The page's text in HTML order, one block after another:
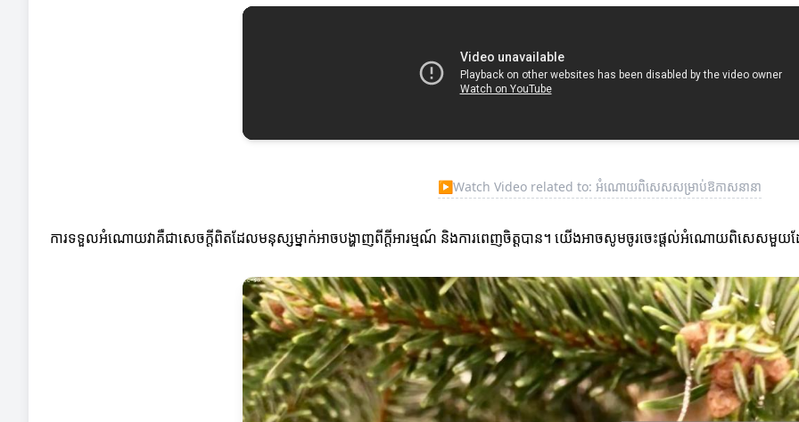
▶Watch Video related to: អំណោយពិសេសសម្រាប់ឱកាសនានា
ការទទួលអំណោយវាគឺជាសេចក្តីពិតដែលមនុស្សម្នាក់អាចបង្ហាញពីក្ដីអារម្មណ៍ និងការពេញចិត្តបាន។ យើងអាចសូមចូរ⁠ចេះផ្តល់អំណោយពិសេសមួយដ